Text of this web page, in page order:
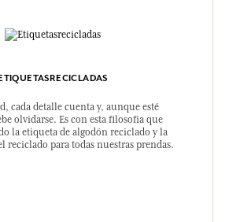
cada detalle cuenta y, aunque esté
olvidarse. Es con esta filosofía que
la etiqueta de algodón reciclado y la
reciclado para todas nuestras prendas.